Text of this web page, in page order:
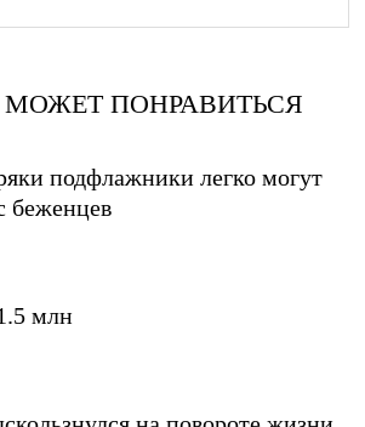
ПОНРАВИТЬСЯ
подфлажники легко могут
беженцев
млн